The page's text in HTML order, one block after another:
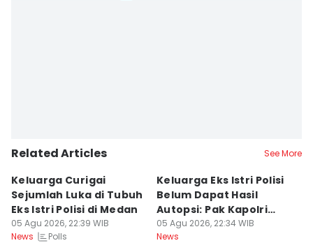
Related Articles See More
Keluarga Curigai
Sejumlah Luka di Tubuh
Eks Istri Polisi di Medan
05 Agu 2026, 22:39 WIB
News
Polls
Keluarga Eks Istri Polisi
Belum Dapat Hasil
Autopsi: Pak Kapolri
Tolong
05 Agu 2026, 22:34 WIB
News